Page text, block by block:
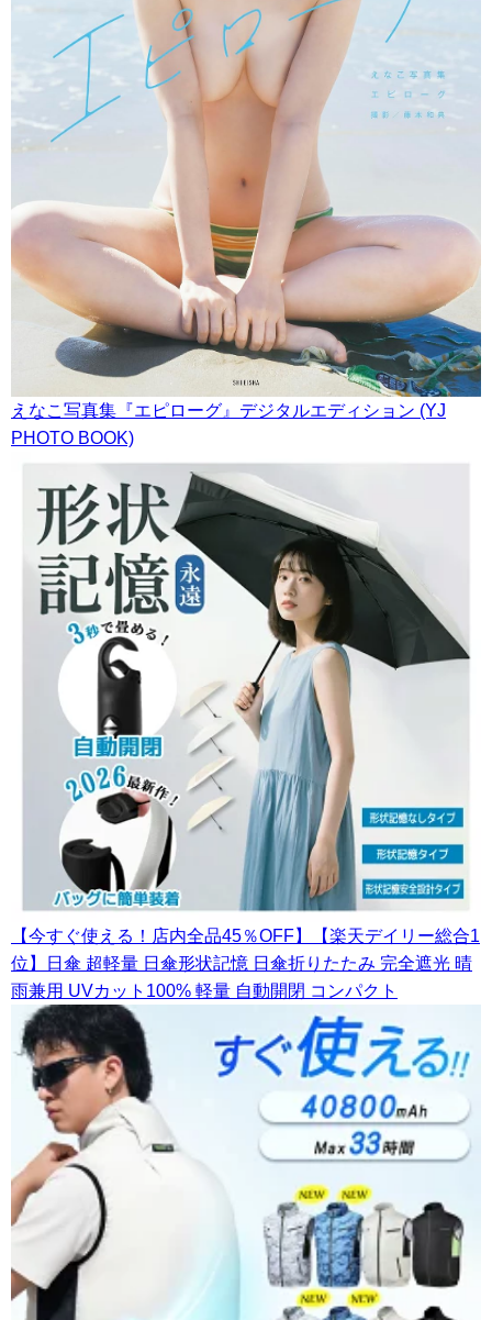
えなこ写真集『エピローグ』デジタルエディション (YJ
PHOTO BOOK)
【今すぐ使える！店内全品45％OFF】【楽天デイリー総合1
位】日傘 超軽量 日傘形状記憶 日傘折りたたみ 完全遮光 晴
雨兼用 UVカット100% 軽量 自動開閉 コンパクト